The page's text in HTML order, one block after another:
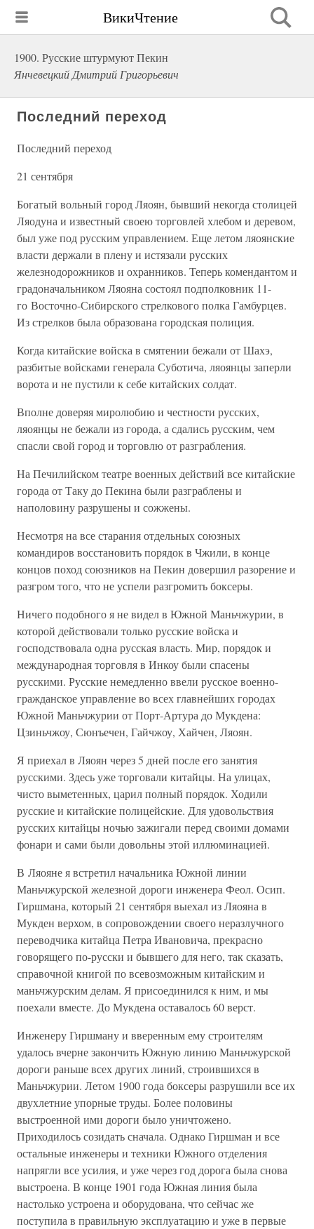
ВикиЧтение
1900. Русские штурмуют Пекин
Янчевецкий Дмитрий Григорьевич
Последний переход
Последний переход
21 сентября
Богатый вольный город Ляоян, бывший некогда столицей
Ляодуна и известный своею торговлей хлебом и деревом,
был уже под русским управлением. Еще летом ляоянские
власти держали в плену и истязали русских
железнодорожников и охранников. Теперь комендантом и
градоначальником Ляояна состоял подполковник 11-
го Восточно-Сибирского стрелкового полка Гамбурцев.
Из стрелков была образована городская полиция.
Когда китайские войска в смятении бежали от Шахэ,
разбитые войсками генерала Суботича, ляоянцы заперли
ворота и не пустили к себе китайских солдат.
Вполне доверяя миролюбию и честности русских,
ляоянцы не бежали из города, а сдались русским, чем
спасли свой город и торговлю от разграбления.
На Печилийском театре военных действий все китайские
города от Таку до Пекина были разграблены и
наполовину разрушены и сожжены.
Несмотря на все старания отдельных союзных
командиров восстановить порядок в Чжили, в конце
концов поход союзников на Пекин довершил разорение и
разгром того, что не успели разгромить боксеры.
Ничего подобного я не видел в Южной Маньчжурии, в
которой действовали только русские войска и
господствовала одна русская власть. Мир, порядок и
международная торговля в Инкоу были спасены
русскими. Русские немедленно ввели русское военно-
гражданское управление во всех главнейших городах
Южной Маньчжурии от Порт-Артура до Мукдена:
Цзиньчжоу, Сюнъечен, Гайчжоу, Хайчен, Ляоян.
Я приехал в Ляоян через 5 дней после его занятия
русскими. Здесь уже торговали китайцы. На улицах,
чисто выметенных, царил полный порядок. Ходили
русские и китайские полицейские. Для удовольствия
русских китайцы ночью зажигали перед своими домами
фонари и сами были довольны этой иллюминацией.
В Ляояне я встретил начальника Южной линии
Маньчжурской железной дороги инженера Феол. Осип.
Гиршмана, который 21 сентября выехал из Ляояна в
Мукден верхом, в сопровождении своего неразлучного
переводчика китайца Петра Ивановича, прекрасно
говорящего по-русски и бывшего для него, так сказать,
справочной книгой по всевозможным китайским и
маньчжурским делам. Я присоединился к ним, и мы
поехали вместе. До Мукдена оставалось 60 верст.
Инженеру Гиршману и вверенным ему строителям
удалось вчерне закончить Южную линию Маньчжурской
дороги раньше всех других линий, строившихся в
Маньчжурии. Летом 1900 года боксеры разрушили все их
двухлетние упорные труды. Более половины
выстроенной ими дороги было уничтожено.
Приходилось созидать сначала. Однако Гиршман и все
остальные инженеры и техники Южного отделения
напрягли все усилия, и уже через год дорога была снова
выстроена. В конце 1901 года Южная линия была
настолько устроена и оборудована, что сейчас же
поступила в правильную эксплуатацию и уже в первые